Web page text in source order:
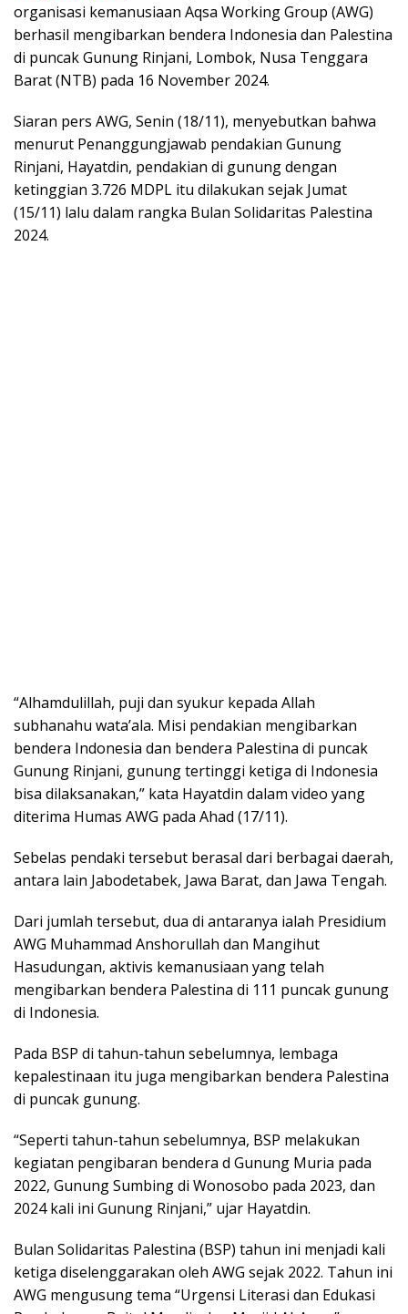
organisasi kemanusiaan Aqsa Working Group (AWG)
berhasil mengibarkan bendera Indonesia dan Palestina
di puncak Gunung Rinjani, Lombok, Nusa Tenggara
Barat (NTB) pada 16 November 2024.
Siaran pers AWG, Senin (18/11), menyebutkan bahwa
menurut Penanggungjawab pendakian Gunung
Rinjani, Hayatdin, pendakian di gunung dengan
ketinggian 3.726 MDPL itu dilakukan sejak Jumat
(15/11) lalu dalam rangka Bulan Solidaritas Palestina
2024.
“Alhamdulillah, puji dan syukur kepada Allah
subhanahu wata’ala. Misi pendakian mengibarkan
bendera Indonesia dan bendera Palestina di puncak
Gunung Rinjani, gunung tertinggi ketiga di Indonesia
bisa dilaksanakan,” kata Hayatdin dalam video yang
diterima Humas AWG pada Ahad (17/11).
Sebelas pendaki tersebut berasal dari berbagai daerah,
antara lain Jabodetabek, Jawa Barat, dan Jawa Tengah.
Dari jumlah tersebut, dua di antaranya ialah Presidium
AWG Muhammad Anshorullah dan Mangihut
Hasudungan, aktivis kemanusiaan yang telah
mengibarkan bendera Palestina di 111 puncak gunung
di Indonesia.
Pada BSP di tahun-tahun sebelumnya, lembaga
kepalestinaan itu juga mengibarkan bendera Palestina
di puncak gunung.
“Seperti tahun-tahun sebelumnya, BSP melakukan
kegiatan pengibaran bendera d Gunung Muria pada
2022, Gunung Sumbing di Wonosobo pada 2023, dan
2024 kali ini Gunung Rinjani,” ujar Hayatdin.
Bulan Solidaritas Palestina (BSP) tahun ini menjadi kali
ketiga diselenggarakan oleh AWG sejak 2022. Tahun ini
AWG mengusung tema “Urgensi Literasi dan Edukasi